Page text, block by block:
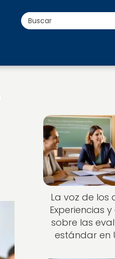
La voz de los
Experiencias
sobre las
estándar en